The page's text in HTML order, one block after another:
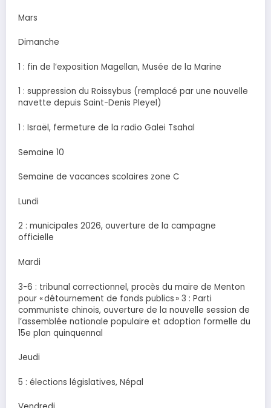
Mars
Dimanche
1 : fin de l’exposition Magellan, Musée de la Marine
1 : suppression du Roissybus (remplacé par une nouvelle
navette depuis Saint-Denis Pleyel)
1 : Israël, fermeture de la radio Galei Tsahal
Semaine 10
Semaine de vacances scolaires zone C
Lundi
2 : municipales 2026, ouverture de la campagne
officielle
Mardi
3-6 : tribunal correctionnel, procès du maire de Menton
pour « détournement de fonds publics » 3 : Parti
communiste chinois, ouverture de la nouvelle session de
l’assemblée nationale populaire et adoption formelle du
15e plan quinquennal
Jeudi
5 : élections législatives, Népal